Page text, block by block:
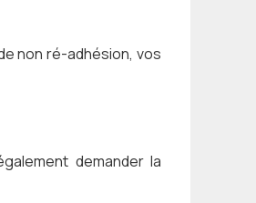
non ré-adhésion, vos
demander la